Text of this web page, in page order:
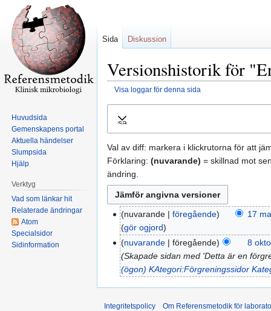
Versionshistorik för
Visa loggar för denna sida
Visa
Val av diff: markera i klickrutorna för att
Förklaring: (nuvarande) = skillnad mot
ändring.
nuvarande föregående
17
gör ogjord
nuvarande
föregående
8
Skapade sidan med 'Detta är en
(ögon) KAtegori:Förgreningssidor
Sida Diskussion
Huvudsida
Gemenskapens portal
Aktuella händelser
Slumpsida
Hjälp
Verktyg
Vad som länkar hit
Relaterade ändringar
Atom
Specialsidor
Sidinformation
Integritetspolicy Om Referensmetodik för